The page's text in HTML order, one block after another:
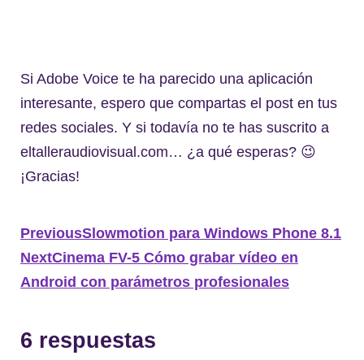
Si Adobe Voice te ha parecido una aplicación
interesante, espero que compartas el post en tus
redes sociales. Y si todavía no te has suscrito a
eltalleraudiovisual.com… ¿a qué esperas? 😉
¡Gracias!
PreviousSlowmotion para Windows Phone 8.1
NextCinema FV-5 Cómo grabar vídeo en
Android con parámetros profesionales
6 respuestas